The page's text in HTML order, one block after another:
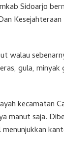
Sidoarjo
walau
gula,
kecamatan
manut saja.